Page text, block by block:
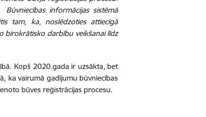
informācijas sistēmā
tam, ka, noslēdzoties attiecīgā
birokrātisko darbību veikšanai līdz
Kopš 2020.gada ir uzsākta, bet
ka vairumā gadījumu būvniecības
būves reģistrācijas procesu.